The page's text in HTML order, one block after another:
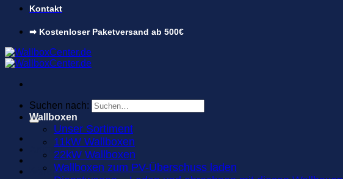
Kontakt
➡ Kostenloser Paketversand ab 500€
Suchen nach:
Anmelden
Warenkorb /0,00€ 0
Wallboxen
Unser Sortiment
11kW Wallboxen
22kW Wallboxen
Wallboxen zum PV-Überschuss laden